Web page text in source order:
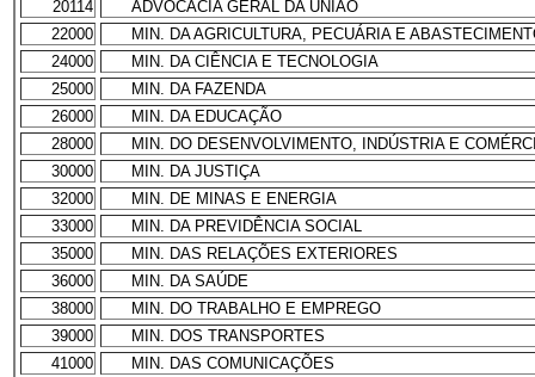
20114
ADVOCACIA GERAL DA UNIÃO
22000
MIN. DA AGRICULTURA, PECUÁRIA E
24000
MIN. DA CIÊNCIA E TECNOLOGIA
25000
MIN. DA FAZENDA
26000
MIN. DA EDUCAÇÃO
28000
MIN. DO DESENVOLVIMENTO, INDÚSTRIA E
30000
MIN. DA JUSTIÇA
32000
MIN. DE MINAS E ENERGIA
33000
MIN. DA PREVIDÊNCIA SOCIAL
35000
MIN. DAS RELAÇÕES EXTERIORES
36000
MIN. DA SAÚDE
38000
MIN. DO TRABALHO E EMPREGO
39000
MIN. DOS TRANSPORTES
41000
MIN. DAS COMUNICAÇÕES